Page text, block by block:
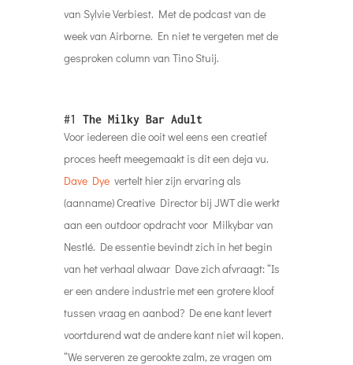
van Sylvie Verbiest. Met de podcast van de
week van Airborne. En niet te vergeten met de
gesproken column van Tino Stuij.
#1 The Milky Bar Adult
Voor iedereen die ooit wel eens een creatief
proces heeft meegemaakt is dit een deja vu.
Dave Dye vertelt hier zijn ervaring als
(aanname) Creative Director bij JWT die werkt
aan een outdoor opdracht voor Milkybar van
Nestlé. De essentie bevindt zich in het begin
van het verhaal alwaar Dave zich afvraagt: “Is
er een andere industrie met een grotere kloof
tussen vraag en aanbod? De ene kant levert
voortdurend wat de andere kant niet wil kopen.
“We serveren ze gerookte zalm, ze vragen om